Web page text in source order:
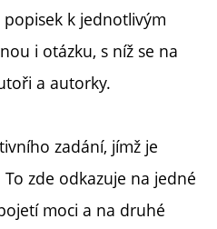
k jednotlivým
i otázku, s níž se na
a autorky.
zadání, jímž je
To zde odkazuje na jedné
moci a na druhé